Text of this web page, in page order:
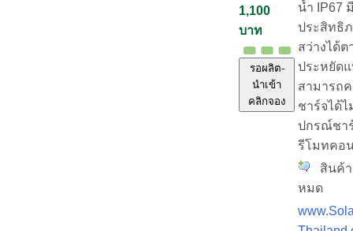
1,100
บาท
รอผลิต-
นำเข้า
คลิกจอง
น้ำ IP67
ประสิทธิ
สว่างได้ต
ประหยัด
สามารถ
ชาร์จได้
ปกรณ์ชา
รีโมทคอ
สินค้า
หมด